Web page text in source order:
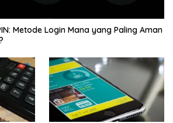
Metode Login Mana yang Paling Aman